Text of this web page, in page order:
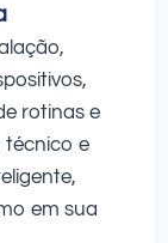
rotinas e
técnico e
em sua